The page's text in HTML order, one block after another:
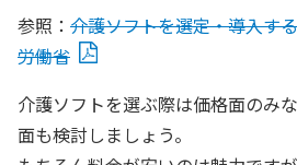
参照： 介護ソフトを選定・導入す
労働省
介護ソフトを選ぶ際は価格面のみ
面も検討しましょう。